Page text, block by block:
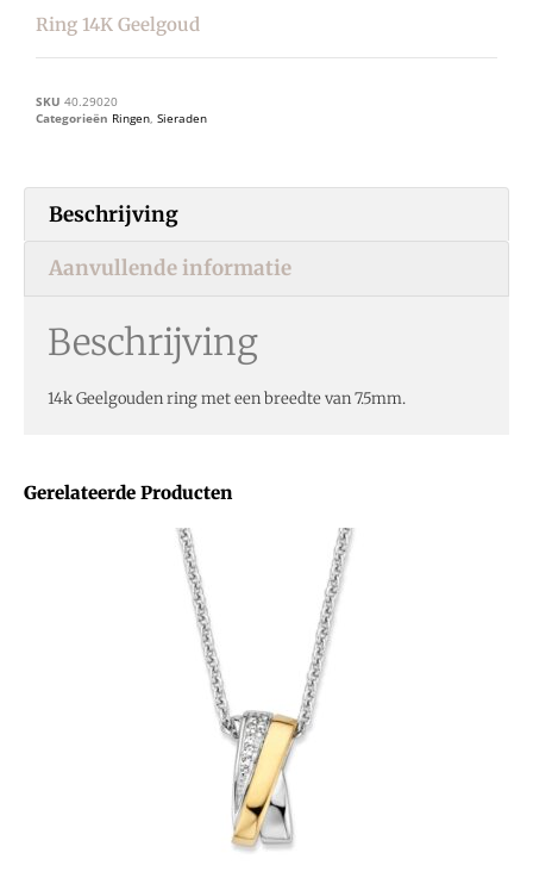
Gerelateerde Producten
Ring 14K Geelgoud
SKU 40.29020
Categorieën Ringen, Sieraden
Beschrijving
Aanvullende informatie
Beschrijving
14k Geelgouden ring met een breedte van 7.5mm.